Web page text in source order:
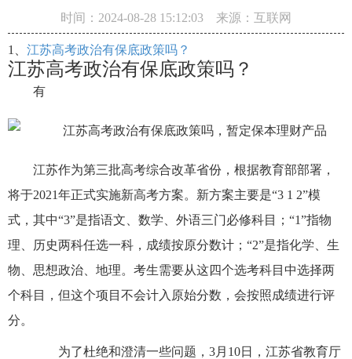
时间：2024-08-28 15:12:03 来源：互联网
1、 江苏高考政治有保底政策吗？
江苏高考政治有保底政策吗？
有
江苏作为第三批高考综合改革省份，根据教育部部署，
将于2021年正式实施新高考方案。新方案主要是“3 1 2”模
式，其中“3”是指语文、数学、外语三门必修科目；“1”指物
理、历史两科任选一科，成绩按原分数计；“2”是指化学、生
物、思想政治、地理。考生需要从这四个选考科目中选择两
个科目，但这个项目不会计入原始分数，会按照成绩进行评
分。
为了杜绝和澄清一些问题，3月10日，江苏省教育厅